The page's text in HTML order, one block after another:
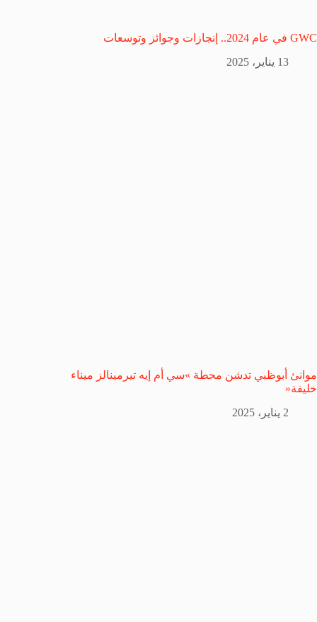
GWC في عام 2024.. إنجازات وجوائز وتوسعات
13 يناير، 2025
موانئ أبوظبي تدشن محطة »سي أم إيه تيرمينالز ميناء
خليفة«
2 يناير، 2025